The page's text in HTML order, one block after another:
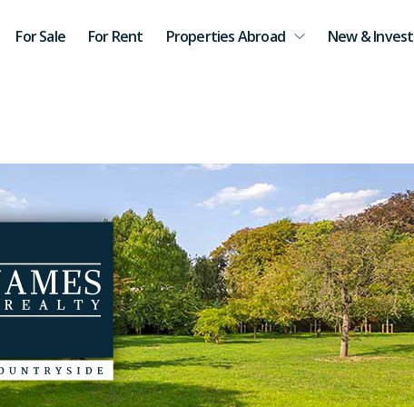
For Sale For Rent Properties Abroad New & Invest